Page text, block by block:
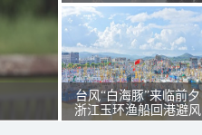
台风“白海豚”来临前夕
浙江玉环渔船回港避风